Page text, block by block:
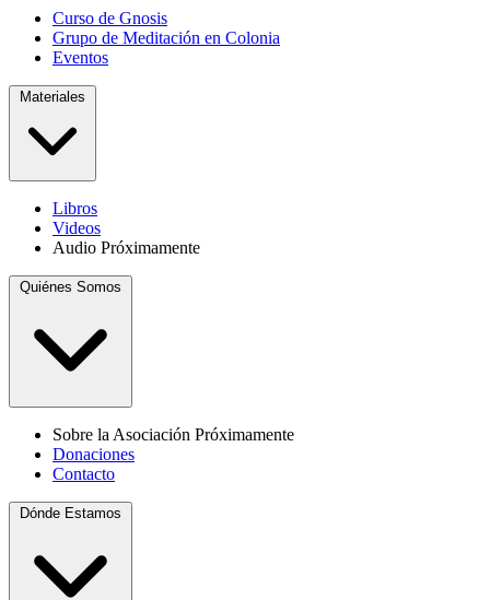
Curso de Gnosis
Grupo de Meditación en Colonia
Eventos
Materiales
Libros
Videos
Audio Próximamente
Quiénes Somos
Sobre la Asociación Próximamente
Donaciones
Contacto
Dónde Estamos